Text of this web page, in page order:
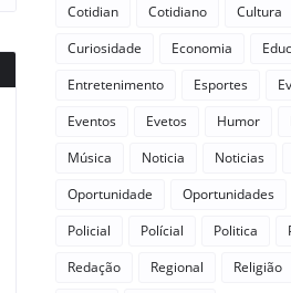
Cotidian
Cotidiano
Cultura
Curiosidade
Economia
Entretenimento
Esportes
Eventos
Evetos Humor
Música
Noticia Noticias
Oportunidade
Oportunidades
Policial
Polícial Politica
Redação
Regional Religião